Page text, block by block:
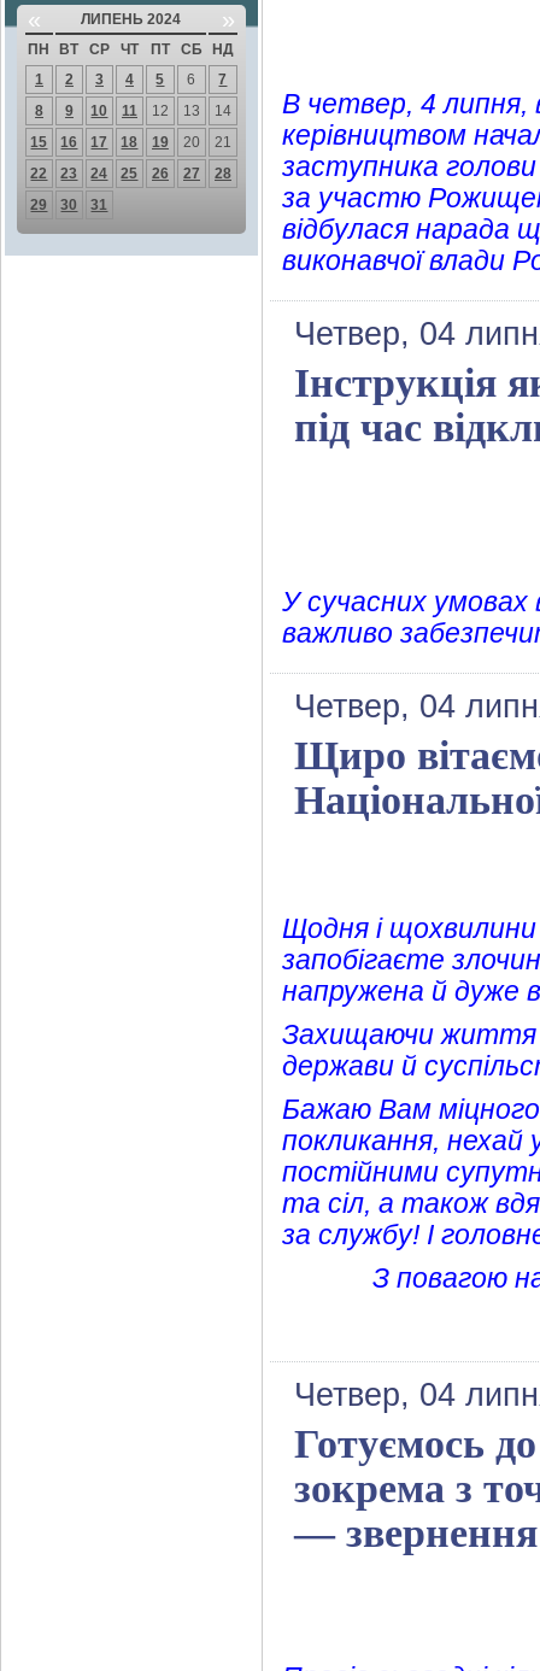
« ЛИПЕНЬ 2024 »
ПН ВТ СР ЧТ ПТ СБ
НД
1
2 3 4 5 6
7
8
9 10 11 12 13
14
15
16 17 18 19 20
21
22
23 24 25 26 27
28
29
30 31
В четвер, 4 липня, в
керівництвом
заступника
за участю
відбулася нарада
виконавчої влади
Четвер, 04
Інструкція
під час
У сучасних умовах
важливо
Четвер, 04
Щиро
Щодня і
запобігаєте
напружена й дуже
Захищаючи життя
держави й
Бажаю Вам міцного
покликання, нехай
постійними
та сіл, а також
за службу! І
З повагою
Четвер, 04
Готуємось
зокрема з
—